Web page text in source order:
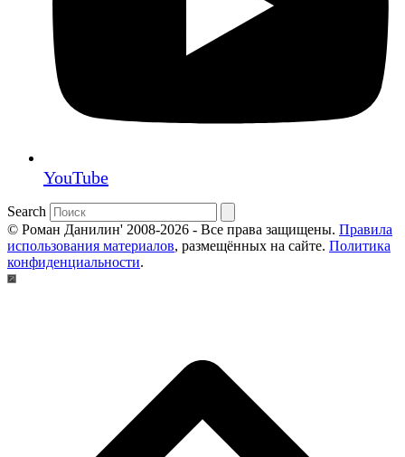
YouTube
Search
© Роман Данилин' 2008-2026 - Все права защищены. Правила
использования материалов, размещённых на сайте. Политика
конфиденциальности.